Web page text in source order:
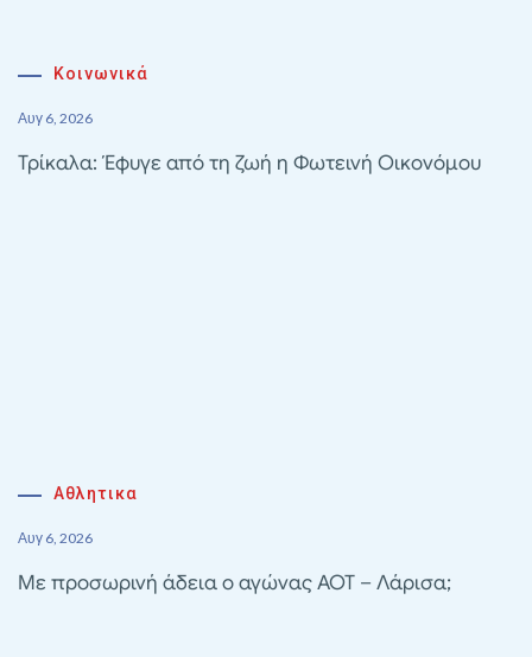
Κοινωνικά
Αυγ 6, 2026
Τρίκαλα: Έφυγε από τη ζωή η Φωτεινή Οικονόμου
Αθλητικα
Αυγ 6, 2026
Με προσωρινή άδεια ο αγώνας ΑΟΤ – Λάρισα;